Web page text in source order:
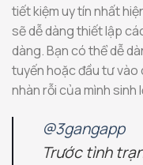
tiết kiệm uy tín nhất
sẽ dễ dàng thiết lập
dàng. Bạn có thể dễ
tuyến hoặc đầu tư vào
nhàn rỗi của mình sinh
@3gangapp
Trước tình